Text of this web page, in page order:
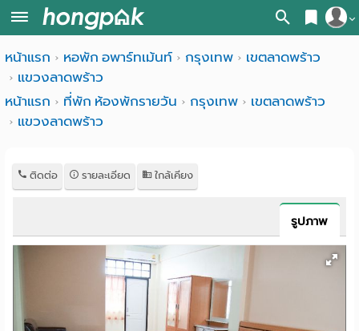
สมัครสมาชิก
หน้า
ค้นหา
ค้นจากสถานีรถไฟฟ้า
ค้นจากสถานศึกษา
ค้นแบบละเอียด
พาร์
เม้น
ห้อง
หน้าแรก หอพัก อพาร์ทเม้นท์ กรุงเทพ
เขตลาดพร้าว
แขวงลาดพร้าว
หน้าแรก
ที่พัก ห้องพักรายวัน กรุงเทพ
เขตลาดพร้าว
แขวงลาดพร้าว
ติดต่อ รายละเอียด ใกล้เคียง
รูปภาพ